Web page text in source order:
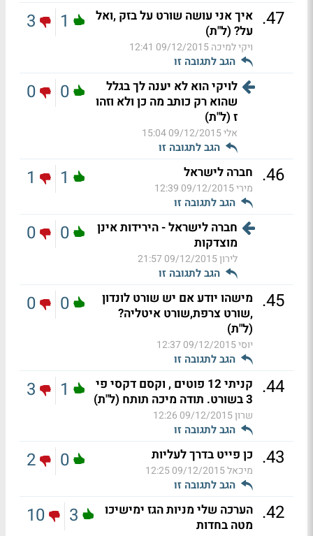
47
. איך אני עושה שורט על בזק ,ואל
על? (ל"ת)
ויקי למיכה09/12/2015 12:41
הגב לתגובה זו
1
3
לויקי הוא לא יענה לך בגלל
שהוא רק כותב מה כן ולא וזהו
ז (ל"ת)
אלי09/12/2015 15:04
הגב לתגובה זו
0
0
46
. חברה לישראל
מירי09/12/2015 12:39
הגב לתגובה זו
1
1
חברה לישראל - הירידות אינן
מוצדקות
לירון09/12/2015 21:57
הגב לתגובה זו
0
0
45
. מישהו יודע אם יש שורט לונדון
,שורט צרפת,שורט איטליה?
(ל"ת)
יוסי09/12/2015 12:37
הגב לתגובה זו
0
0
44
.
קניתי 12 פוטים , וקסם דקסי פי
3 בשורט. תודה מיכה תותח (ל"ת)
שרון09/12/2015 12:26
הגב לתגובה זו
1
3
43
. כן פייט בדרך לעליות
מיכאל09/12/2015 12:25
הגב לתגובה זו
0
2
42
. הערכה שלי מניות הגז ימישיכו
מטה בחדות
3
10